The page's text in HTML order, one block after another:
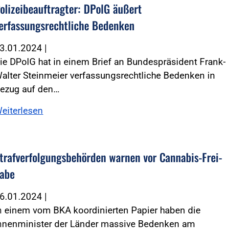
DPolG äußert
Bedenken
|
DPolG hat in einem Brief an Bundespräsident Frank-
Steinmeier verfassungsrechtliche Bedenken in
auf den…
warnen vor Cannabis-Frei­
|
einem vom BKA koordinierten Papier haben die
der Länder massive Bedenken am